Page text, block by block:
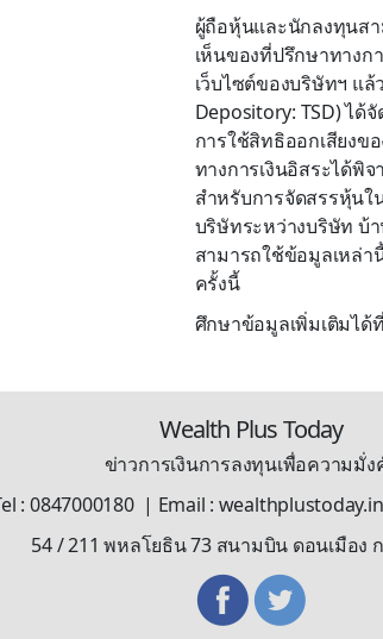
ผู้ถือหุ้นและนักลงทุนส
เห็นของที่ปรึกษาทางก
เว็บไซต์ของบริษัทฯ แ
Depository: TSD) ได้
การใช้สิทธิออกเสียง
ทางการเงินอิสระได้พิ
สำหรับการจัดสรรหุ้น
บริษัทระหว่างบริษัท บ้
สามารถใช้ข้อมูลเหล่
ครั้งนี้
ศึกษาข้อมูลเพิ่มเติมได้
Wealth Plus Today
ข่าวการเงินการลงทุนเพื่อความมั่ง
: 0847000180 | Email :
54 / 211 พหลโยธิน 73 สนามบิน ดอนเมือง